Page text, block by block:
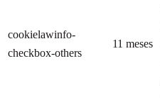
cookielawinfo-
checkbox-others
11 meses